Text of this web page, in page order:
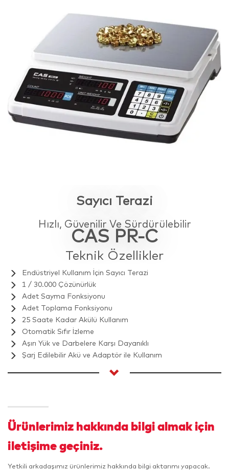
Sayıcı Terazi
Hızlı, Güvenilir Ve Sürdürülebilir
CAS PR-C
Teknik Özellikler
Endüstriyel Kullanım İçin Sayıcı Terazi
1 / 30.000 Çözünürlük
Adet Sayma Fonksiyonu
Adet Toplama Fonksiyonu
25 Saate Kadar Akülü Kullanım
Otomatik Sıfır İzleme
Aşırı Yük ve Darbelere Karşı Dayanıklı
Şarj Edilebilir Akü ve Adaptör ile Kullanım
Ürünlerimiz hakkında bilgi almak için
iletişime geçiniz.
Yetkili arkadaşımız ürünlerimiz hakkında bilgi aktarımı yapacak.